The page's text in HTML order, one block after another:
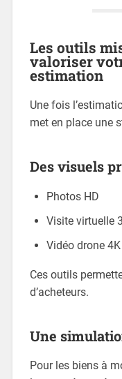
Les outils
valoriser
estimation
Une fois
met en place une
Des visuels
Photos HD
Visite virtuelle
Vidéo drone 4K
Ces outils
d’acheteurs.
Une
Pour les biens à